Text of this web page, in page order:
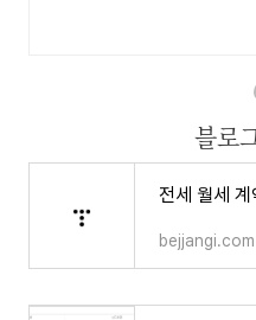
블로
bejjangi.com